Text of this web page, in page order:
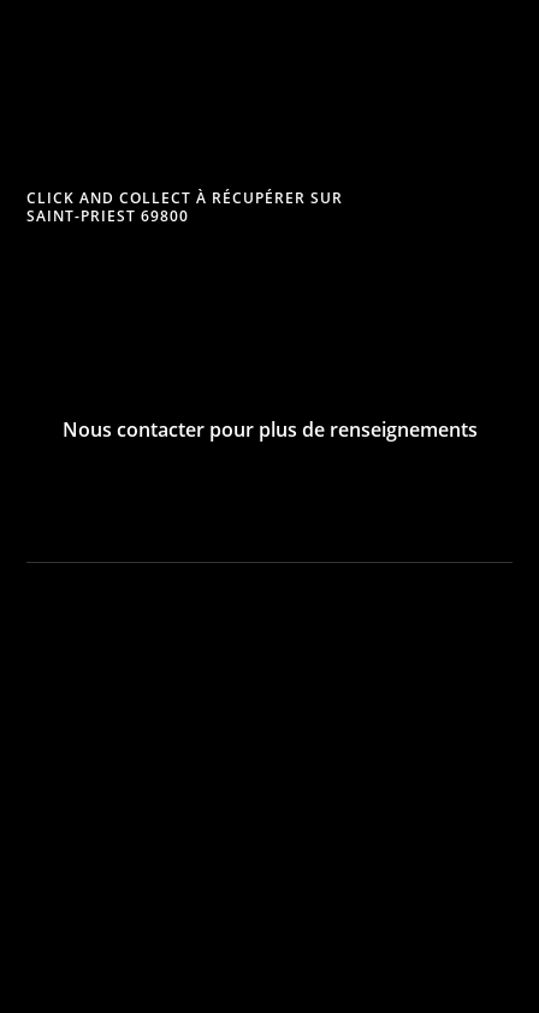
CLICK AND COLLECT À RÉCUPÉRER SUR
SAINT-PRIEST 69800
Nous contacter pour plus de renseignements